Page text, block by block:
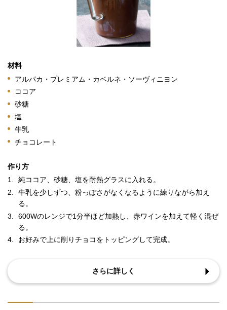
材料
アルパカ・プレミアム・カベルネ・ソーヴィニヨン
ココア
砂糖
塩
牛乳
チョコレート
作り方
1.
純ココア、砂糖、塩を耐熱グラスに入れる。
2.
牛乳を少しずつ、粉っぽさがなくなるように練りながら加え
る。
3.
600Wのレンジで1分半ほど加熱し、赤ワインを加えて軽く混ぜ
る。
4.
お好みで上に削りチョコをトッピングして完成。
さらに詳しく